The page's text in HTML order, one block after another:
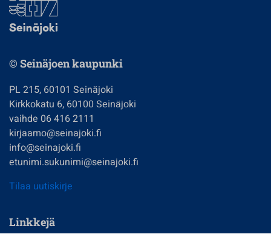
© Seinäjoen kaupunki
PL 215, 60101 Seinäjoki
Kirkkokatu 6, 60100 Seinäjoki
vaihde 06 416 2111
kirjaamo@seinajoki.fi
info@seinajoki.fi
etunimi.sukunimi@seinajoki.fi
Tilaa uutiskirje
Linkkejä